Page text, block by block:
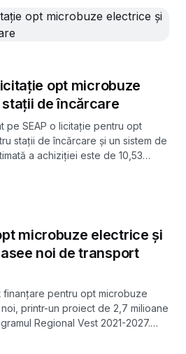
opt microbuze
de încărcare
pe SEAP o licitație pentru opt
stații de încărcare și un sistem de
a achiziției este de 10,53
microbuze electrice și
noi de transport
finanțare pentru opt microbuze
printr-un proiect de 2,7 milioane
Regional Vest 2021-2027.